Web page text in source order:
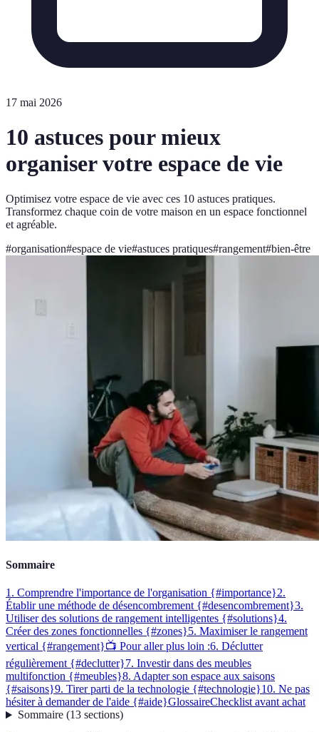
17 mai 2026
10 astuces pour mieux
organiser votre espace de vie
Optimisez votre espace de vie avec ces 10 astuces pratiques.
Transformez chaque coin de votre maison en un espace fonctionnel
et agréable.
#organisation#espace de vie#astuces pratiques#rangement#bien-être
Sommaire
1. Comprendre l'importance de l'organisation {#importance}2.
Établir une méthode de désencombrement {#desencombrement}3.
Utiliser des solutions de rangement intelligentes {#solutions}4.
Créer des zones fonctionnelles {#zones}5. Maximiser le rangement
vertical {#rangement}📺 Pour aller plus loin :6. Déclutter
régulièrement {#declutter}7. Investir dans des meubles
multifonction {#meubles}8. Adapter son espace aux saisons
{#saisons}9. Tirer parti de la technologie {#technologie}10. Ne pas
hésiter à demander de l'aide {#aide}GlossaireChecklist avant achat
Sommaire(13 sections)